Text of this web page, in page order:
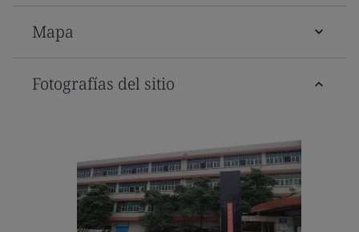
Mapa
Fotografías del sitio